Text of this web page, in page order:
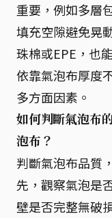
重要，例如多層
填充空隙避免晃
珠棉或EPE，也
依靠氣泡布厚度
多方面因素。
如何判斷氣泡布
泡布？
判斷氣泡布品質
先，觀察氣泡是
壁是否完整無破